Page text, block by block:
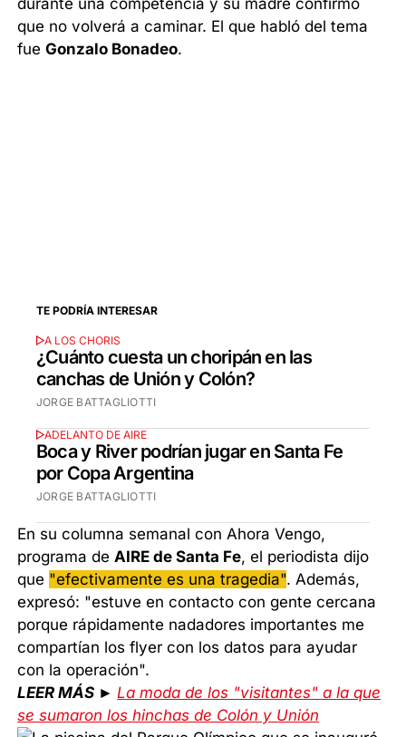
durante una competencia y su madre confirmó
que no volverá a caminar. El que habló del tema
fueGonzalo Bonadeo.
TE PODRÍA INTERESAR
A LOS CHORIS
¿Cuánto cuesta un choripán en las
canchas de Unión y Colón?
JORGE BATTAGLIOTTI
ADELANTO DE AIRE
Boca y River podrían jugar en Santa Fe
por Copa Argentina
JORGE BATTAGLIOTTI
En su columna semanal con Ahora Vengo,
programa de AIRE de Santa Fe, el periodista dijo
que "efectivamente es una tragedia". Además,
expresó: "estuve en contacto con gente cercana
porque rápidamente nadadores importantes me
compartían los flyer con los datos para ayudar
con la operación".
LEER MÁS ► La moda de los "visitantes" a la que
se sumaron los hinchas de Colón y Unión